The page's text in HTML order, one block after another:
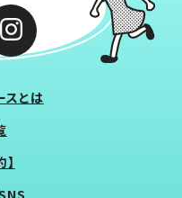
スとは